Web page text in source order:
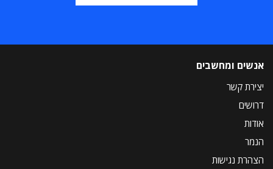
אנשים ומחשבים
יצירת קשר
דרושים
אודות
הנמר
הצהרת נגישות